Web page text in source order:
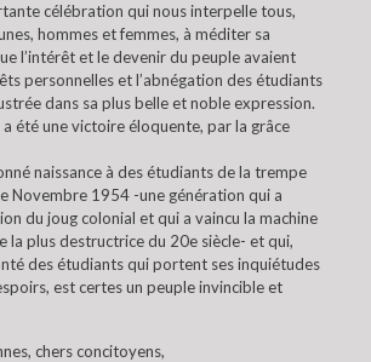
célébration qui nous interpelle tous,
hommes et femmes, à méditer sa
l’intérêt et le devenir du peuple avaient
personnelles et l’abnégation des étudiants
dans sa plus belle et noble expression.
a été une victoire éloquente, par la grâce
naissance à des étudiants de la trempe
Novembre 1954 -une génération qui a
du joug colonial et qui a vaincu la machine
la plus destructrice du 20e siècle- et qui,
des étudiants qui portent ses inquiétudes
est certes un peuple invincible et
chers concitoyens,